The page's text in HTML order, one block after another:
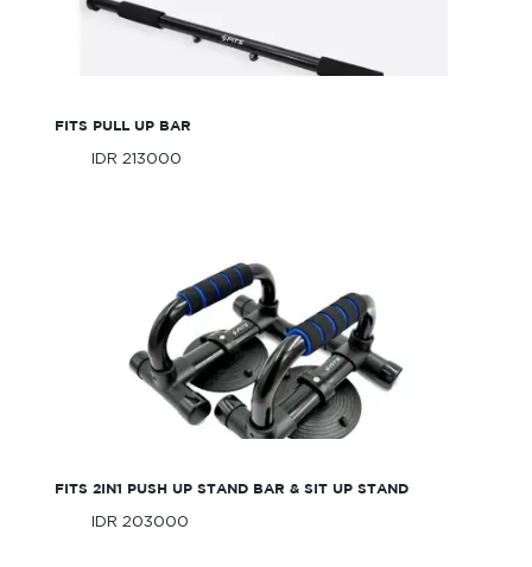
FITS PULL UP BAR
IDR 213000
FITS Pull Up Bar
IDR 213000
FITS 2IN1 PUSH UP STAND BAR & SIT UP STAND
IDR 203000
FITS 2in1 Push up Stand Bar & Sit up Stand
IDR 203000